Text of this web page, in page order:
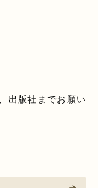
出版社までお願い